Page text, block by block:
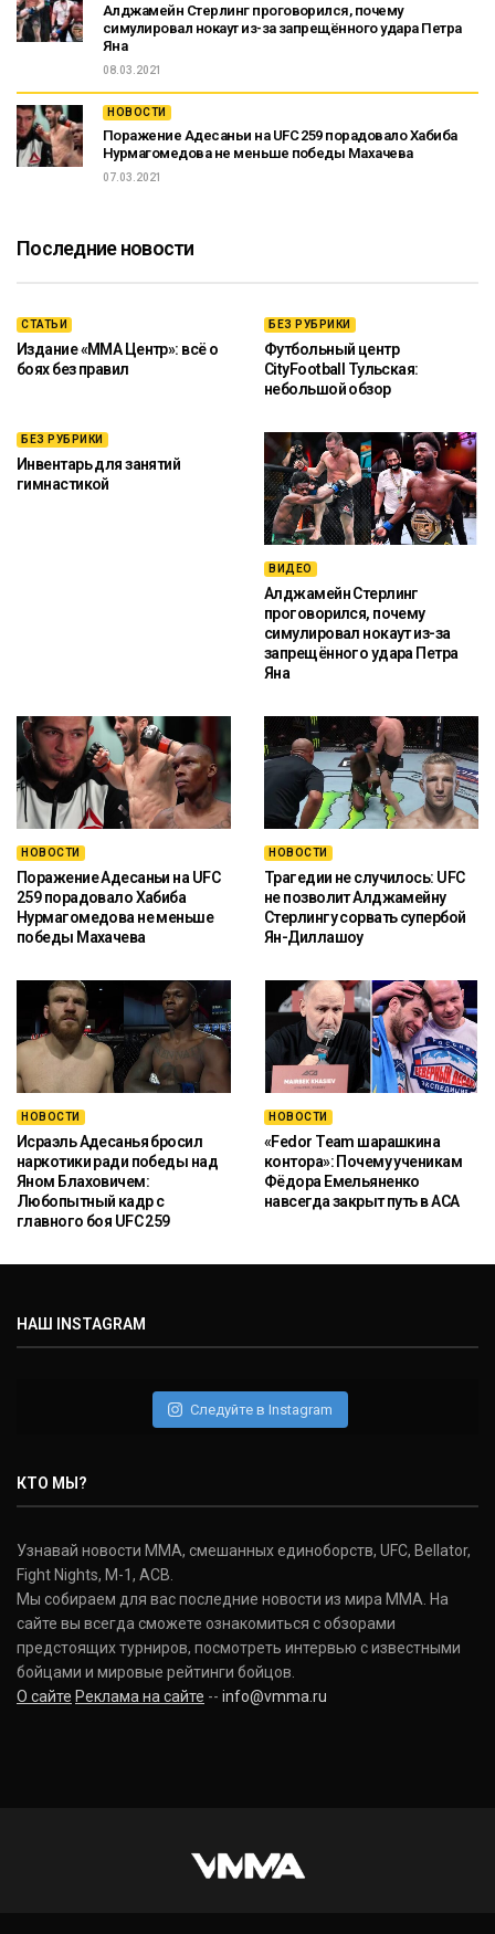
Алджамейн Стерлинг проговорился, почему
симулировал нокаут из-за запрещённого удара Петра
Яна
08.03.2021
НОВОСТИ
Поражение Адесаньи на UFC 259 порадовало Хабиба
Нурмагомедова не меньше победы Махачева
07.03.2021
Последние новости
СТАТЬИ
Издание «ММА Центр»: всё о
боях без правил
БЕЗ РУБРИКИ
Футбольный центр
CityFootball Тульская:
небольшой обзор
БЕЗ РУБРИКИ
Инвентарь для занятий
гимнастикой
ВИДЕО
Алджамейн Стерлинг
проговорился, почему
симулировал нокаут из-за
запрещённого удара Петра
Яна
НОВОСТИ
Поражение Адесаньи на UFC
259 порадовало Хабиба
Нурмагомедова не меньше
победы Махачева
НОВОСТИ
Трагедии не случилось: UFC
не позволит Алджамейну
Стерлингу сорвать супербой
Ян-Диллашоу
НОВОСТИ
Исраэль Адесанья бросил
наркотики ради победы над
Яном Блаховичем:
Любопытный кадр с
главного боя UFC 259
НОВОСТИ
«Fedor Team шарашкина
контора»: Почему ученикам
Фёдора Емельяненко
навсегда закрыт путь в ACA
НАШ INSTAGRAM
Следуйте в Instagram
КТО МЫ?
Узнавай новости ММА, смешанных единоборств, UFC, Bellator,
Fight Nights, M-1, ACB.
Мы собираем для вас последние новости из мира ММА. На
сайте вы всегда сможете ознакомиться с обзорами
предстоящих турниров, посмотреть интервью с известными
бойцами и мировые рейтинги бойцов.
О сайте Реклама на сайте -- info@vmma.ru